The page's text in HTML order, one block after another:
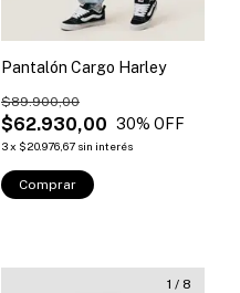
Pantalón Cargo Harley
$62.930,00
$89.900,00
30% OFF
3x $20.976,67 sin interés
Comprar
1 / 8